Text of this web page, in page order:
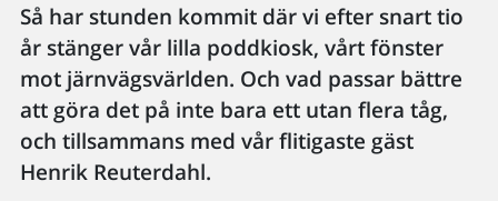
Så har stunden kommit där vi efter snart tio
år stänger vår lilla poddkiosk, vårt fönster
mot järnvägsvärlden. Och vad passar bättre
att göra det på inte bara ett utan flera tåg,
och tillsammans med vår flitigaste gäst
Henrik Reuterdahl.